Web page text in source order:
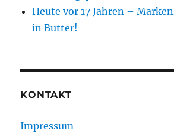
Heute vor 17 Jahren –
in Butter!
KONTAKT
Impressum